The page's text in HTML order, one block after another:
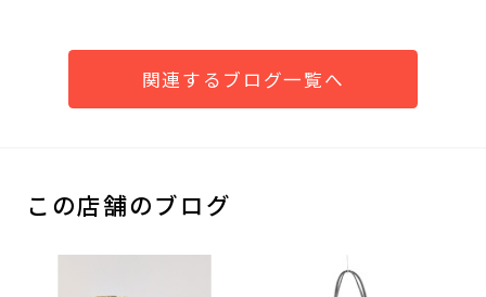
関連するブログ一覧へ
この店舗のブログ